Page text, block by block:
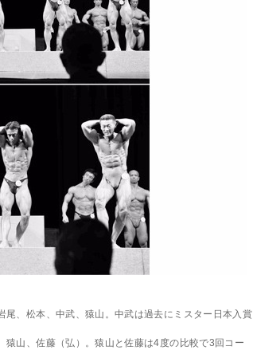
尾、松本、中武、猿山。中武は過去にミスター日本入賞
猿山、佐藤（弘）。猿山と佐藤は4度の比較で3回コー